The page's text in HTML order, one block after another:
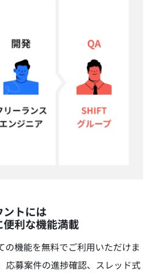
ントには
利な機能満載
の機能を無料でご利用いただけま
応募案件の進捗確認、スレッド式